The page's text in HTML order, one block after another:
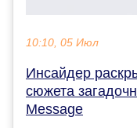
10:10, 05 Июл
Инсайдер
сюжета
Message